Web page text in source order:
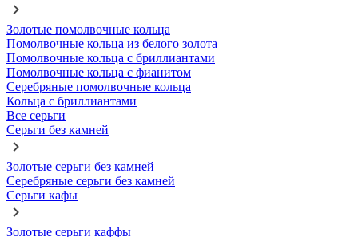
Золотые помолвочные кольца
Помолвочные кольца из белого золота
Помолвочные кольца с бриллиантами
Помолвочные кольца с фианитом
Серебряные помолвочные кольца
Кольца с бриллиантами
Все серьги
Серьги без камней
Золотые серьги без камней
Серебряные серьги без камней
Серьги кафы
Золотые серьги каффы